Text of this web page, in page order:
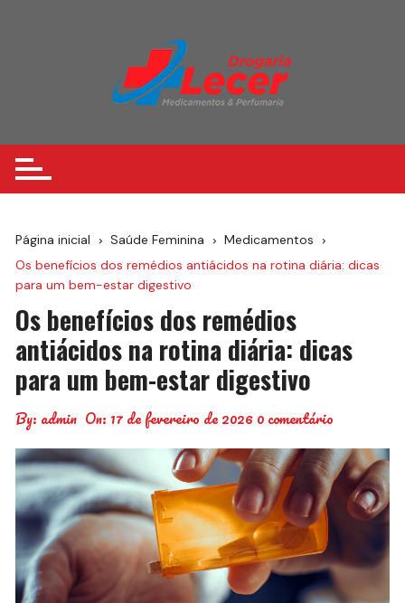
Página inicial Saúde Feminina
Medicamentos
Os benefícios dos remédios antiácidos na rotina diária: dicas
para um bem-estar digestivo
Os benefícios dos remédios
antiácidos na rotina diária: dicas
para um bem-estar digestivo
By: admin On: 17 de fevereiro de 20260 comentário